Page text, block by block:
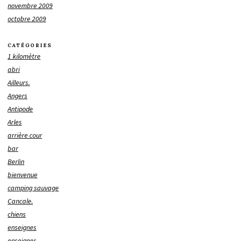
novembre 2009
octobre 2009
CATÉGORIES
1 kilomètre
abri
Ailleurs.
Angers
Antipode
Arles
arrière cour
bar
Berlin
bienvenue
camping sauvage
Cancale.
chiens
enseignes